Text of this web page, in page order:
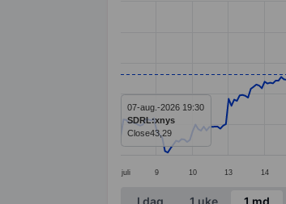
The chart has 1 X axis
The chart has 1 Y axis
juli 9 10 13 14
07-aug.-2026 19:30
SDRL:xnys
Close43,29
End of interactive chart.
I dag 1 uke 1 md